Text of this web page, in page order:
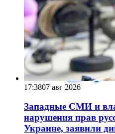
17:3807 авг 2026
Западные СМИ и
нарушения прав
Украине, заявили